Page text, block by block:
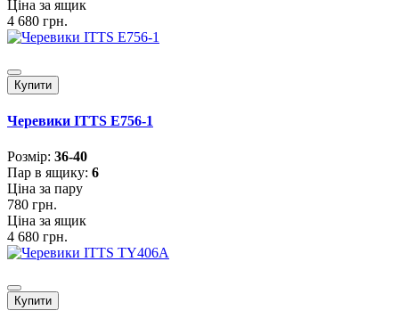
Ціна за ящик
4 680 грн.
Купити
Черевики ITTS E756-1
Розмiр: 36-40
Пар в ящику: 6
Ціна за пару
780 грн.
Ціна за ящик
4 680 грн.
Купити